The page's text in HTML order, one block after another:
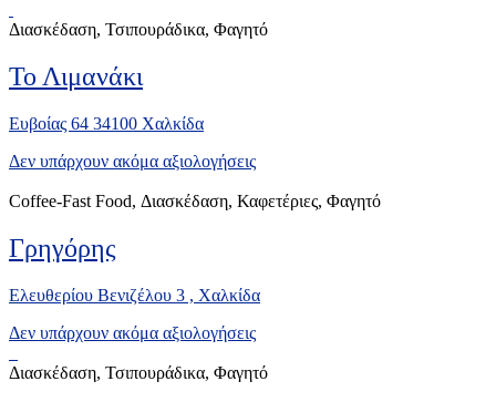
Διασκέδαση, Τσιπουράδικα, Φαγητό
Το Λιμανάκι
Ευβοίας 64 34100 Χαλκίδα
Δεν υπάρχουν ακόμα αξιολογήσεις
Coffee-Fast Food, Διασκέδαση, Καφετέριες, Φαγητό
Γρηγόρης
Ελευθερίου Βενιζέλου 3 , Χαλκίδα
Δεν υπάρχουν ακόμα αξιολογήσεις
Διασκέδαση, Τσιπουράδικα, Φαγητό